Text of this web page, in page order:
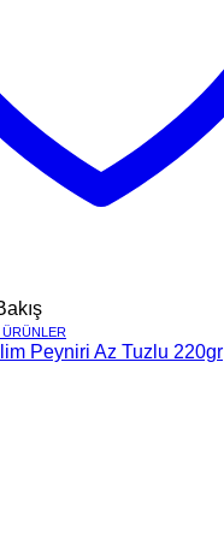
Peyniri Az Tuzlu 220gr